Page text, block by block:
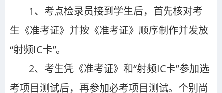
1、考点检录员接到学生后，首先核对考
生《准考证》并按《准考证》顺序制作并发放
“射频IC卡”。
2、考生凭《准考证》和“射频IC卡”参加选
考项目测试后，再参加必考项目测试。个别尚